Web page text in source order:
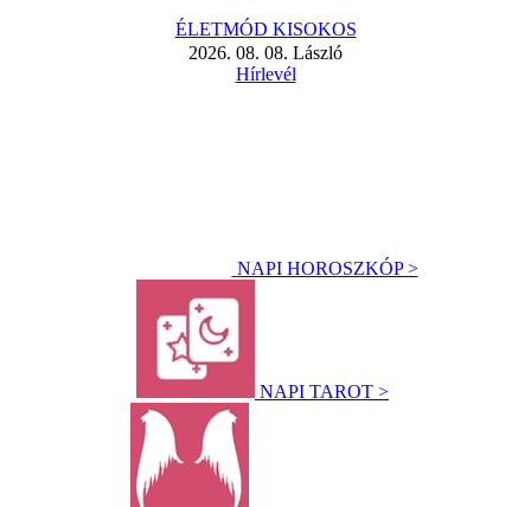
ÉLETMÓD KISOKOS
2026. 08. 08. László
Hírlevél
NAPI HOROSZKÓP >
NAPI TAROT >